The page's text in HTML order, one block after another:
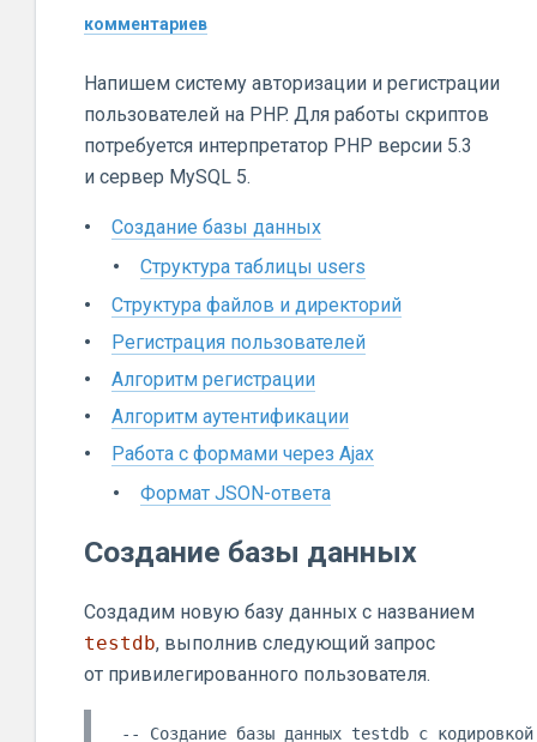
комментариев
Напишем систему авторизации и регистрации
пользователей на PHP. Для работы скриптов
потребуется интерпретатор PHP версии 5.3
и сервер MySQL 5.
Создание базы данных
Структура таблицы users
Структура файлов и директорий
Регистрация пользователей
Алгоритм регистрации
Алгоритм аутентификации
Работа с формами через Ajax
Формат JSON-ответа
Создание базы данных
Создадим новую базу данных с названием
testdb, выполнив следующий запрос
от привилегированного пользователя.
-- Создание базы данных testdb с кодировкой